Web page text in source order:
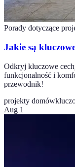
Porady dotyczące
Jakie są
Odkryj kluczowe
funkcjonalność i
przewodnik!
projekty domów
Aug 1